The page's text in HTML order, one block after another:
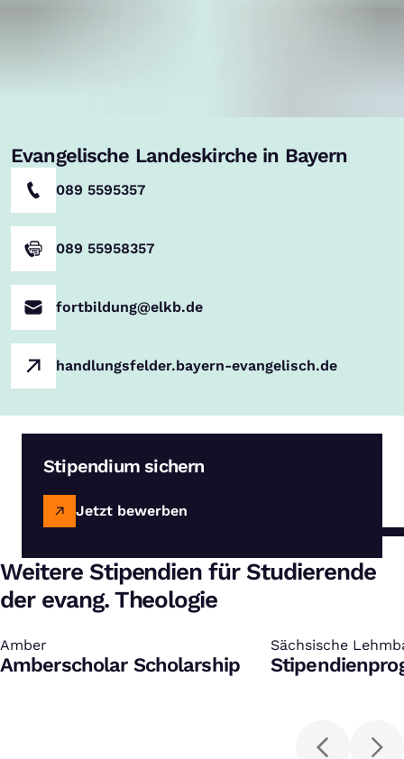
Evangelische Landeskirche in Bayern
089 5595357
089 55958357
fortbildung@elkb.de
handlungsfelder.bayern-evangelisch.de
Stipendium sichern
Jetzt bewerben
Weitere Stipendien für Studierende
der evang. Theologie
Amber
:
Amberscholar Scholarship
Sächsische
: